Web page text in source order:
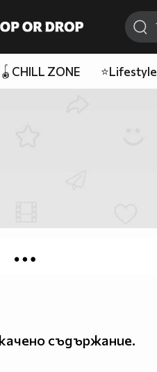
🪀CHILL ZONE ⭐Lifestyle
съдържание.